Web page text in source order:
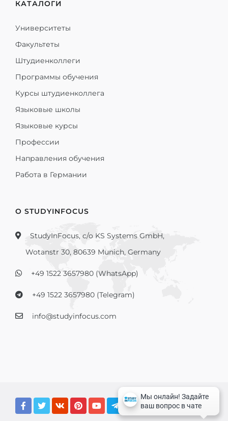
КАТАЛОГИ
Университеты
Факультеты
Штудиенколлеги
Программы обучения
Курсы штудиенколлега
Языковые школы
Языковые курсы
Профессии
Направления обучения
Работа в Германии
О STUDYINFOCUS
StudyInFocus, c/o KS Systems GmbH,
Wotanstr 30, 80639 Munich, Germany
+49 1522 3657980 (WhatsApp)
+49 1522 3657980 (Telegram)
info@studyinfocus.com